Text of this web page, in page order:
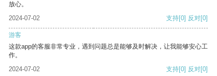
放心。
2024-07-02
支持[0] 反对[0]
游客
这款app的客服非常专业，遇到问题总是能够及时解决，让我能够安心工
作。
2024-07-02
支持[0] 反对[0]